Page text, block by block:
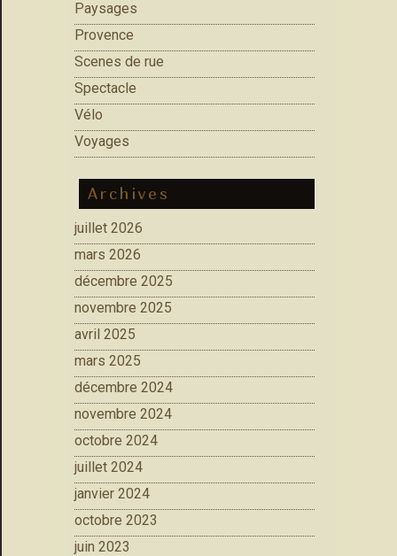
Paysages
Provence
Scenes de rue
Spectacle
Vélo
Voyages
Archives
juillet 2026
mars 2026
décembre 2025
novembre 2025
avril 2025
mars 2025
décembre 2024
novembre 2024
octobre 2024
juillet 2024
janvier 2024
octobre 2023
juin 2023